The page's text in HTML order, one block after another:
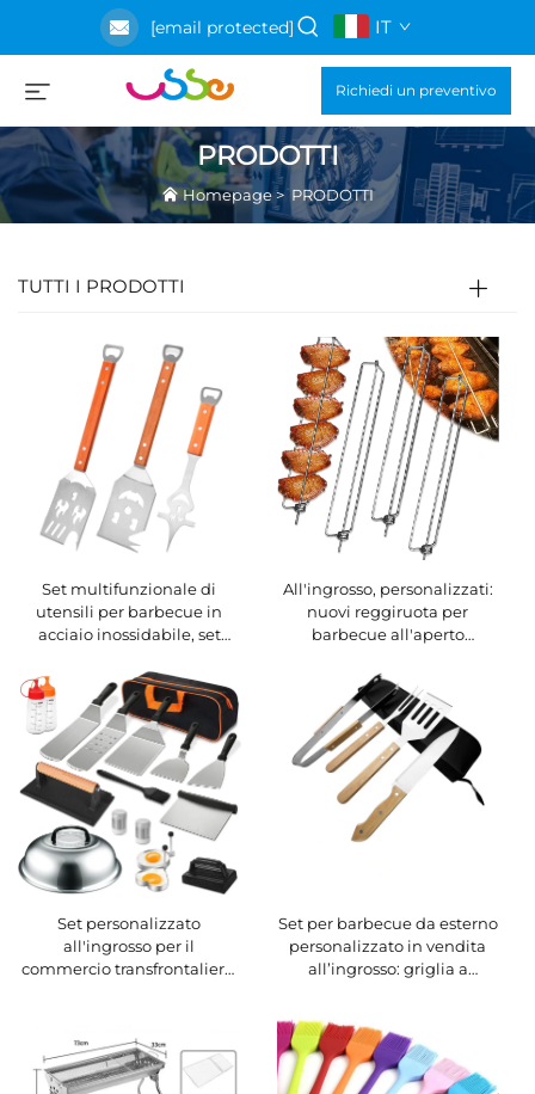
[email protected] IT
Richiedi un preventivo
PRODOTTI
Homepage>PRODOTTI
TUTTI I PRODOTTI
Set multifunzionale di
utensili per barbecue in
acciaio inossidabile, set
all'aperto composto da
forchetta e spatola con
manico in legno
All'ingrosso, personalizzati:
nuovi reggiruota per
barbecue all'aperto
grigliare, griglie e utensili
per barbecue
Set personalizzato
all'ingrosso per il
commercio transfrontaliero:
acciaio inossidabile per
teppanyaki
Set per barbecue da esterno
personalizzato in vendita
all’ingrosso: griglia a
coltello da cucina con
manico in legno, spatola e
forchetta